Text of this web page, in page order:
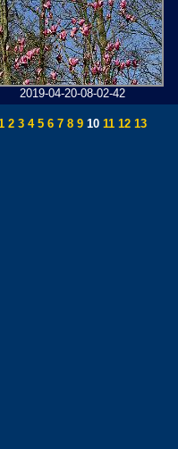
2019-04-20-08-02-42
2 3 45 6 7 8 9 10 11 12 13